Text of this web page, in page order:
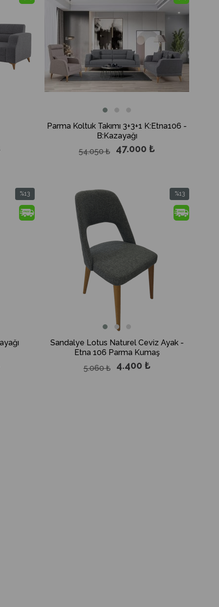
%13İndirim
Parma Koltuk Takımı 3+3+1 K:Etna106 -
B:Kazayağı
47.000 ₺
54.050 ₺
%13İndirim
%13
İndirim
%13İndirim
Sandalye Lotus Naturel Ceviz Ayak -
Etna 106 Parma Kumaş
4.400 ₺
5.060 ₺
%13
İndirim
%13İndirim